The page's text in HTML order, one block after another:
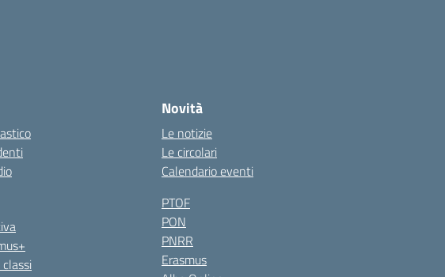
Novità
Le notizie
Le circolari
Calendario eventi
PTOF
PON
PNRR
Erasmus